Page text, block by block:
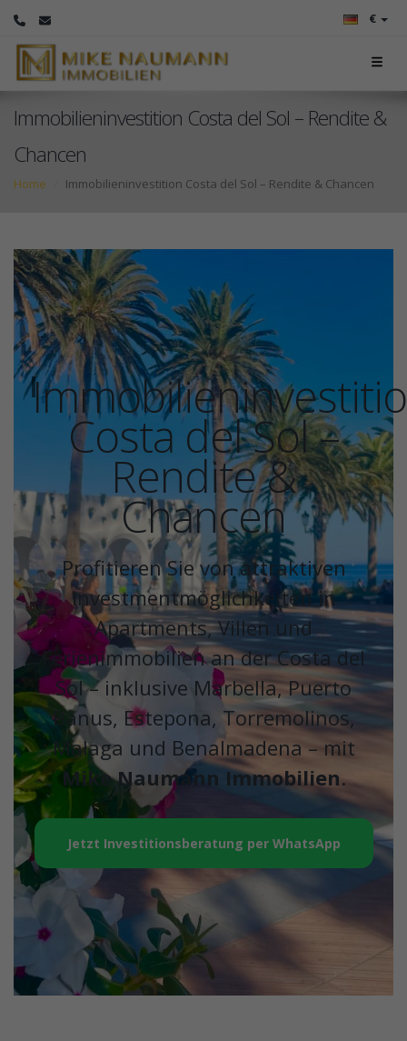
€
Immobilieninvestition Costa del Sol – Rendite &
Chancen
Home Immobilieninvestition Costa del Sol – Rendite & Chancen
Costa del Sol –
Rendite &
Chancen
Profitieren Sie von attraktiven
Investmentmöglichkeiten in
Apartments, Villen und
Ferienimmobilien an der Costa del
Sol – inklusive Marbella, Puerto
Banus, Estepona, Torremolinos,
Malaga und Benalmadena – mit
Mike Naumann Immobilien.
Jetzt Investitionsberatung per WhatsApp